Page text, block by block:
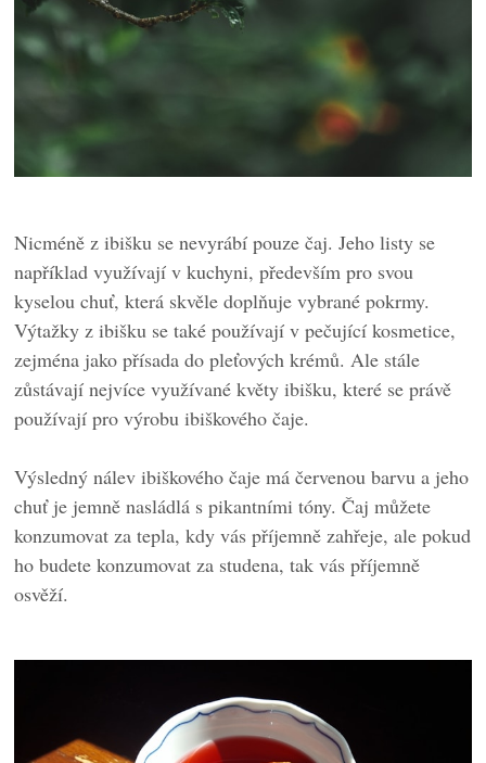
Nicméně z ibišku se nevyrábí pouze čaj. Jeho listy se
například využívají v kuchyni, především pro svou
kyselou chuť, která skvěle doplňuje vybrané pokrmy.
Výtažky z ibišku se také používají v pečující kosmetice,
zejména jako přísada do pleťových krémů. Ale stále
zůstávají nejvíce využívané květy ibišku, které se právě
používají pro výrobu ibiškového čaje.
Výsledný nálev ibiškového čaje má červenou barvu a jeho
chuť je jemně nasládlá s pikantními tóny. Čaj můžete
konzumovat za tepla, kdy vás příjemně zahřeje, ale pokud
ho budete konzumovat za studena, tak vás příjemně
osvěží.